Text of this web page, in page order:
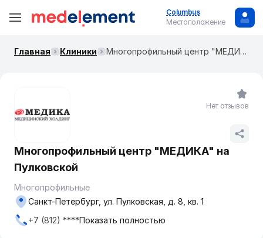
Columbus
Местоположение
Главная Клиники Многопрофильный центр "МЕДИКА" на Пулковской
Многопрофильный центр "МЕДИКА" на
Пулковской
Многопрофильные
Санкт-Петербург, ул. Пулковская, д. 8, кв. 1
+7 (812) ****Показать полностью
Нет отзывов